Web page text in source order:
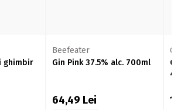
ghimbir
Beefeater
Gin Pink 37.5% alc. 700ml
64,49 Lei